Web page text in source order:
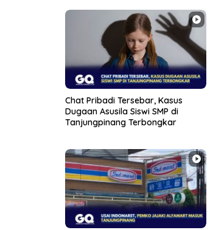
Chat Pribadi Tersebar, Kasus
Dugaan Asusila Siswi SMP di
Tanjungpinang Terbongkar